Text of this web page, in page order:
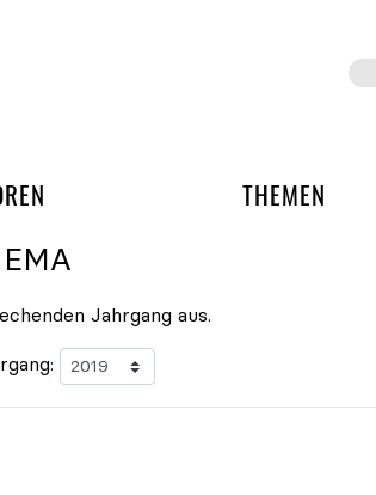
UND ARBEITSGRUPPEN DER UNIKO
THEMEN
Jahrgang aus.